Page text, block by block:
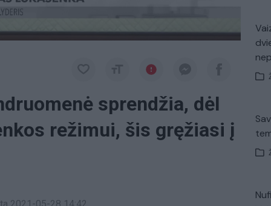
sprendžia, dėl
režimui, šis gręžiasi į
2021-05-28 14:42